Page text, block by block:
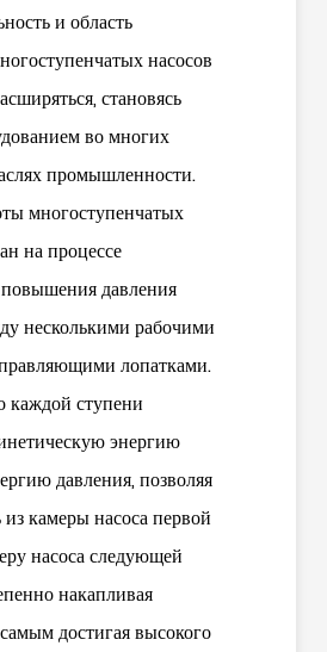
и область
насосов
становясь
во многих
промышленности.
многоступенчатых
на процессе
давления
несколькими рабочими
лопатками.
каждой ступени
энергию
давления, позволяя
камеры насоса первой
насоса следующей
накапливая
достигая высокого